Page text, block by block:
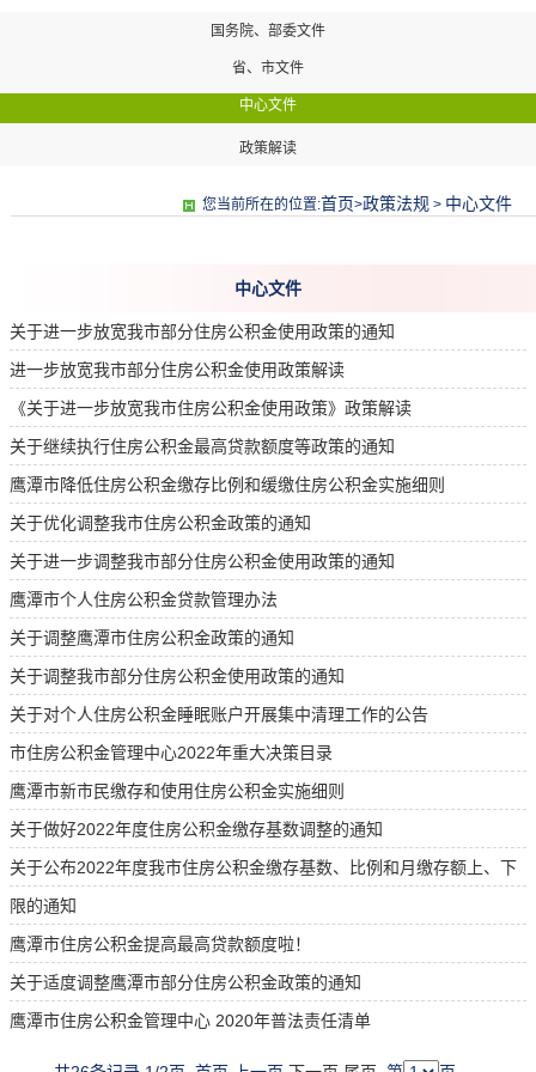
国务院、部委文件
省、市文件
中心文件
政策解读
您当前所在的位置:首页>政策法规 > 中心文件
中心文件
关于进一步放宽我市部分住房公积金使用政策的通知
进一步放宽我市部分住房公积金使用政策解读
《关于进一步放宽我市住房公积金使用政策》政策解读
关于继续执行住房公积金最高贷款额度等政策的通知
鹰潭市降低住房公积金缴存比例和缓缴住房公积金实施细则
关于优化调整我市住房公积金政策的通知
关于进一步调整我市部分住房公积金使用政策的通知
鹰潭市个人住房公积金贷款管理办法
关于调整鹰潭市住房公积金政策的通知
关于调整我市部分住房公积金使用政策的通知
关于对个人住房公积金睡眠账户开展集中清理工作的公告
市住房公积金管理中心2022年重大决策目录
鹰潭市新市民缴存和使用住房公积金实施细则
关于做好2022年度住房公积金缴存基数调整的通知
关于公布2022年度我市住房公积金缴存基数、比例和月缴存额上、下
限的通知
鹰潭市住房公积金提高最高贷款额度啦！
关于适度调整鹰潭市部分住房公积金政策的通知
鹰潭市住房公积金管理中心 2020年普法责任清单